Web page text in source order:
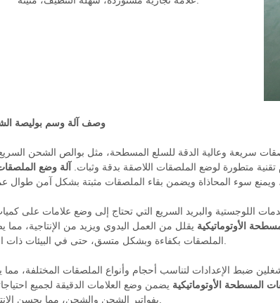
وصف آلة وسم بوليصة
سريعة وعالية الدقة للسلع المسطحة، مثل بوالص الشحن
متطورة لوضع الملصقات اللاصقة بدقة وثبات.
آلة وضع
اللوجستية والبريد السريع التي تحتاج إلى وضع علامات على
الأوتوماتيكية يقلل من العمل اليدوي ويزيد من الإنتاجية،
ضبط الإعدادات لتناسب أحجام وأنواع الملصقات المختلفة، مما
المسطحة الأوتوماتيكية يضمن وضع العلامات الدقيقة لجميع